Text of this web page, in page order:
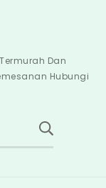
Dan
Hubungi